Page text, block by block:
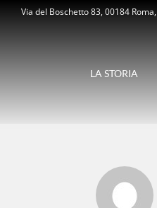
SaltaVia del Boschetto 83, 00184 Roma,
LA STORIA